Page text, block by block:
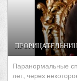
Паранормальные
лет, через